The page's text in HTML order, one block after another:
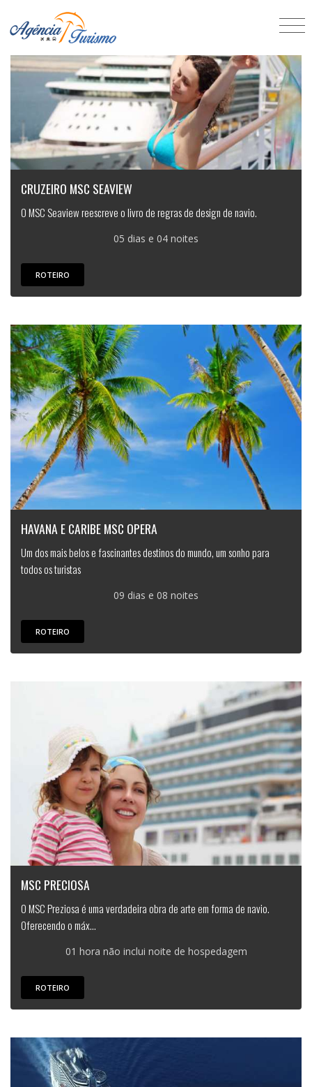
CRUZEIRO MSC SEAVIEW
O MSC Seaview reescreve o livro de regras de design de navio.
05 dias e 04 noites
ROTEIRO
HAVANA E CARIBE MSC OPERA
Um dos mais belos e fascinantes destinos do mundo, um sonho para
todos os turistas
09 dias e 08 noites
ROTEIRO
MSC PRECIOSA
O MSC Preziosa é uma verdadeira obra de arte em forma de navio.
Oferecendo o máx...
01 hora não inclui noite de hospedagem
ROTEIRO